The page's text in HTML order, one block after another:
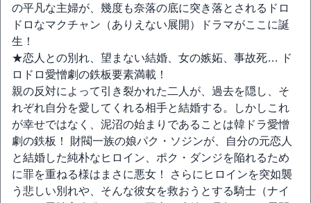
の平凡な主婦が、幾度も奈落の底に突き落とされるドロ
ドロなマクチャン（ありえない展開）ドラマがここに誕
生！
★恋人との別れ、望まない結婚、女の嫉妬、事故死… ド
ロドロ愛憎劇の鉄板要素満載！
親の反対によって引き裂かれた二人が、過去を隠し、そ
れぞれ自分を愛してくれる相手と結婚する。しかしこれ
が幸せではなく、泥沼の始まりであることは韓ドラ愛憎
劇の鉄板！ 財閥一族の娘パク・ソジンが、自分の元恋人
と結婚した純朴なヒロイン、ポク・ダンジを陥れるため
に罪を重ねる様はまさに悪女！ さらにヒロインを突如襲
う悲しい別れや、そんな彼女を救おうとする騎士（ナイ